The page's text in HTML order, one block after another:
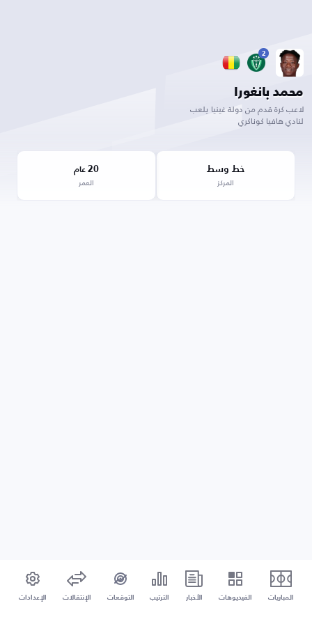
2
محمد بانغورا
لاعب كرة قدم من دولة غينيا يلعب
لنادي هافيا كوناكري
خط وسط
المركز
20 عام
العمر
المباريات الفيديوهات الأخبار الترتيب التوقعات الإنتقالات الإعدادات